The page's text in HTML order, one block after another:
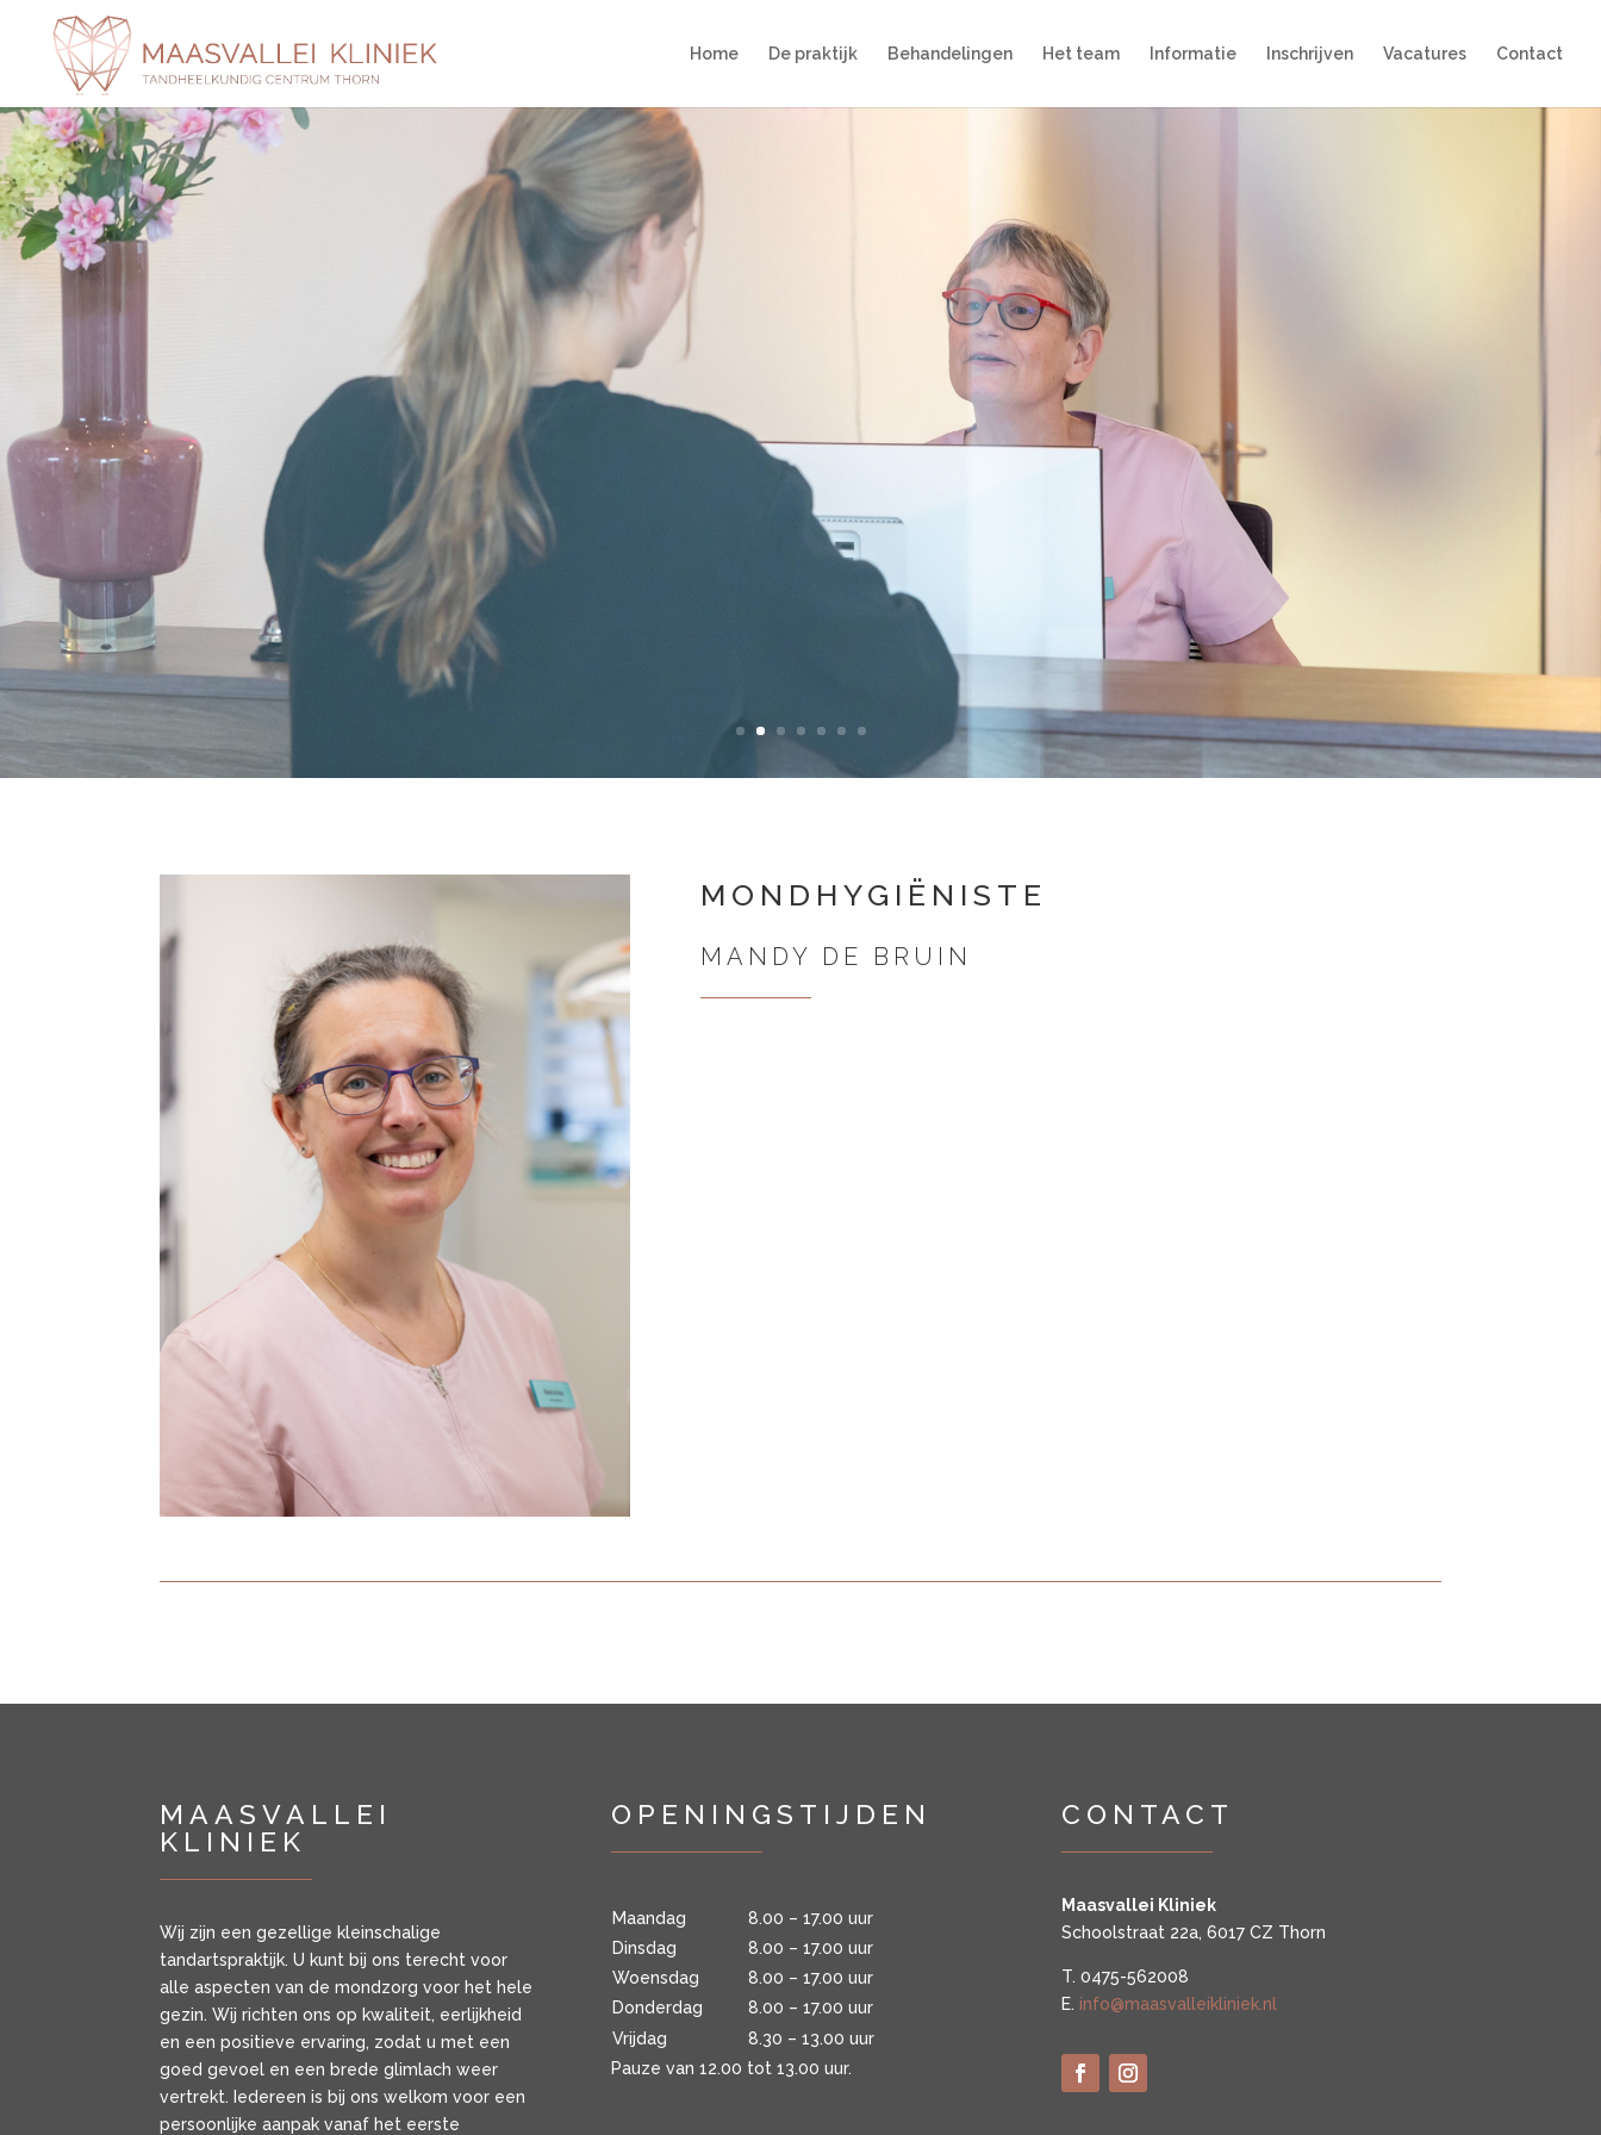
Home De praktijk Behandelingen Het team Informatie Inschrijven Vacatures Contact
MONDHYGIËNISTE
MANDY DE BRUIN
MAASVALLEI
KLINIEK
Wij zijn een gezellige kleinschalige
tandartspraktijk. U kunt bij ons terecht voor
alle aspecten van de mondzorg voor het hele
gezin. Wij richten ons op kwaliteit, eerlijkheid
en een positieve ervaring, zodat u met een
goed gevoel en een brede glimlach weer
vertrekt. Iedereen is bij ons welkom voor een
persoonlijke aanpak vanaf het eerste
OPENINGSTIJDEN
Maandag
8.00 – 17.00 uur
Dinsdag
8.00 – 17.00 uur
Woensdag
8.00 – 17.00 uur
Donderdag
8.00 – 17.00 uur
Vrijdag
8.30 – 13.00 uur
Pauze van 12.00 tot 13.00 uur.
CONTACT
Maasvallei Kliniek
Schoolstraat 22a, 6017 CZ Thorn
T. 0475-562008
E. info@maasvalleikliniek.nl